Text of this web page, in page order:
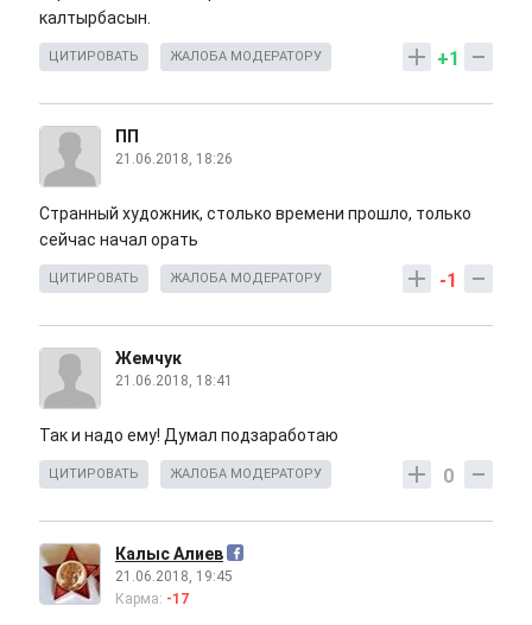
калтырбасын.
+1
ЦИТИРОВАТЬ ЖАЛОБА МОДЕРАТОРУ
ПП
21.06.2018, 18:26
Странный художник, столько времени прошло, только
сейчас начал орать
-1
ЦИТИРОВАТЬ ЖАЛОБА МОДЕРАТОРУ
Жемчук
21.06.2018, 18:41
Так и надо ему! Думал подзаработаю
0
ЦИТИРОВАТЬ ЖАЛОБА МОДЕРАТОРУ
Калыс Алиев
21.06.2018, 19:45
Карма: -17